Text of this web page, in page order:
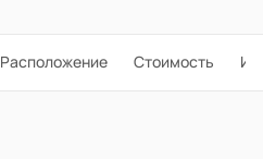
Расположение Стоимость